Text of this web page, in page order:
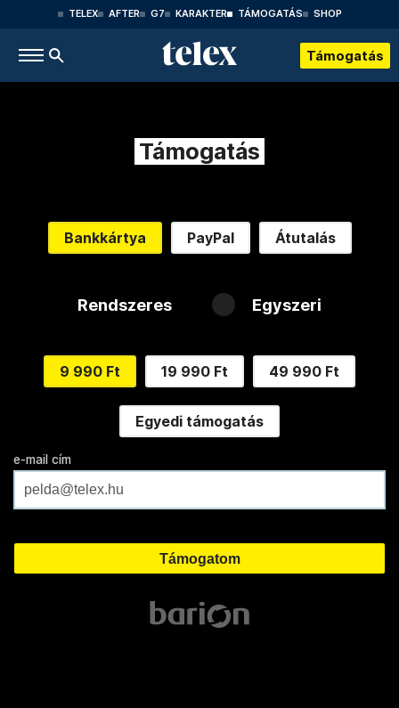
TELEX AFTER G7 KARAKTER TÁMOGATÁS SHOP
Támogatás
Támogatás
Bankkártya PayPal Átutalás
Rendszeres Egyszeri
9 990 Ft 19 990 Ft 49 990 Ft
Egyedi támogatás
e-mail cím